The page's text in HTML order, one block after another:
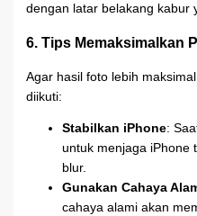
dengan latar belakang kabur
6. Tips Memaksimalkan
Agar hasil foto lebih
diikuti:
Stabilkan iPhone:
untuk menjaga iPhone
blur.
Gunakan Cahaya
cahaya alami akan